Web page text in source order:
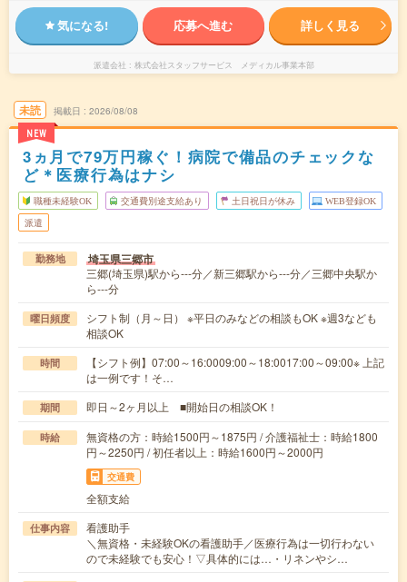
気になる! 応募へ進む 詳しく見る
派遣会社 株式会社スタッフサービス メディカル事業本部
未読
NEW
掲載日 2026/08/08
3ヵ月で79万円稼ぐ！病院で備品のチェックな
ど＊医療行為はナシ
職種未経験OK 交通費別途支給あり 土日祝日が休み WEB登録OK
派遣
勤務地 埼玉県三郷市
三郷(埼玉県)駅から---分／新三郷駅から---分／三郷中央駅か
ら---分
曜日頻度
シフト制（月～日） ※平日のみなどの相談もOK ※週3なども
相談OK
時間
【シフト例】07:00～16:0009:00～18:0017:00～09:00※ 上記
は一例です！そ…
期間 即日～2ヶ月以上 ■開始日の相談OK！
時給
無資格の方：時給1500円～1875円 / 介護福祉士：時給1800
円～2250円 / 初任者以上：時給1600円～2000円
交通費
全額支給
仕事内容
看護助手
＼無資格・未経験OKの看護助手／医療行為は一切行わない
ので未経験でも安心！▽具体的には…・リネンやシ…